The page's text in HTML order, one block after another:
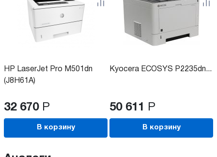
HP LaserJet Pro M501dn
(J8H61A)
32 670 Р
В корзину
Kyocera ECOSYS P2235dn...
50 611 Р
В корзину